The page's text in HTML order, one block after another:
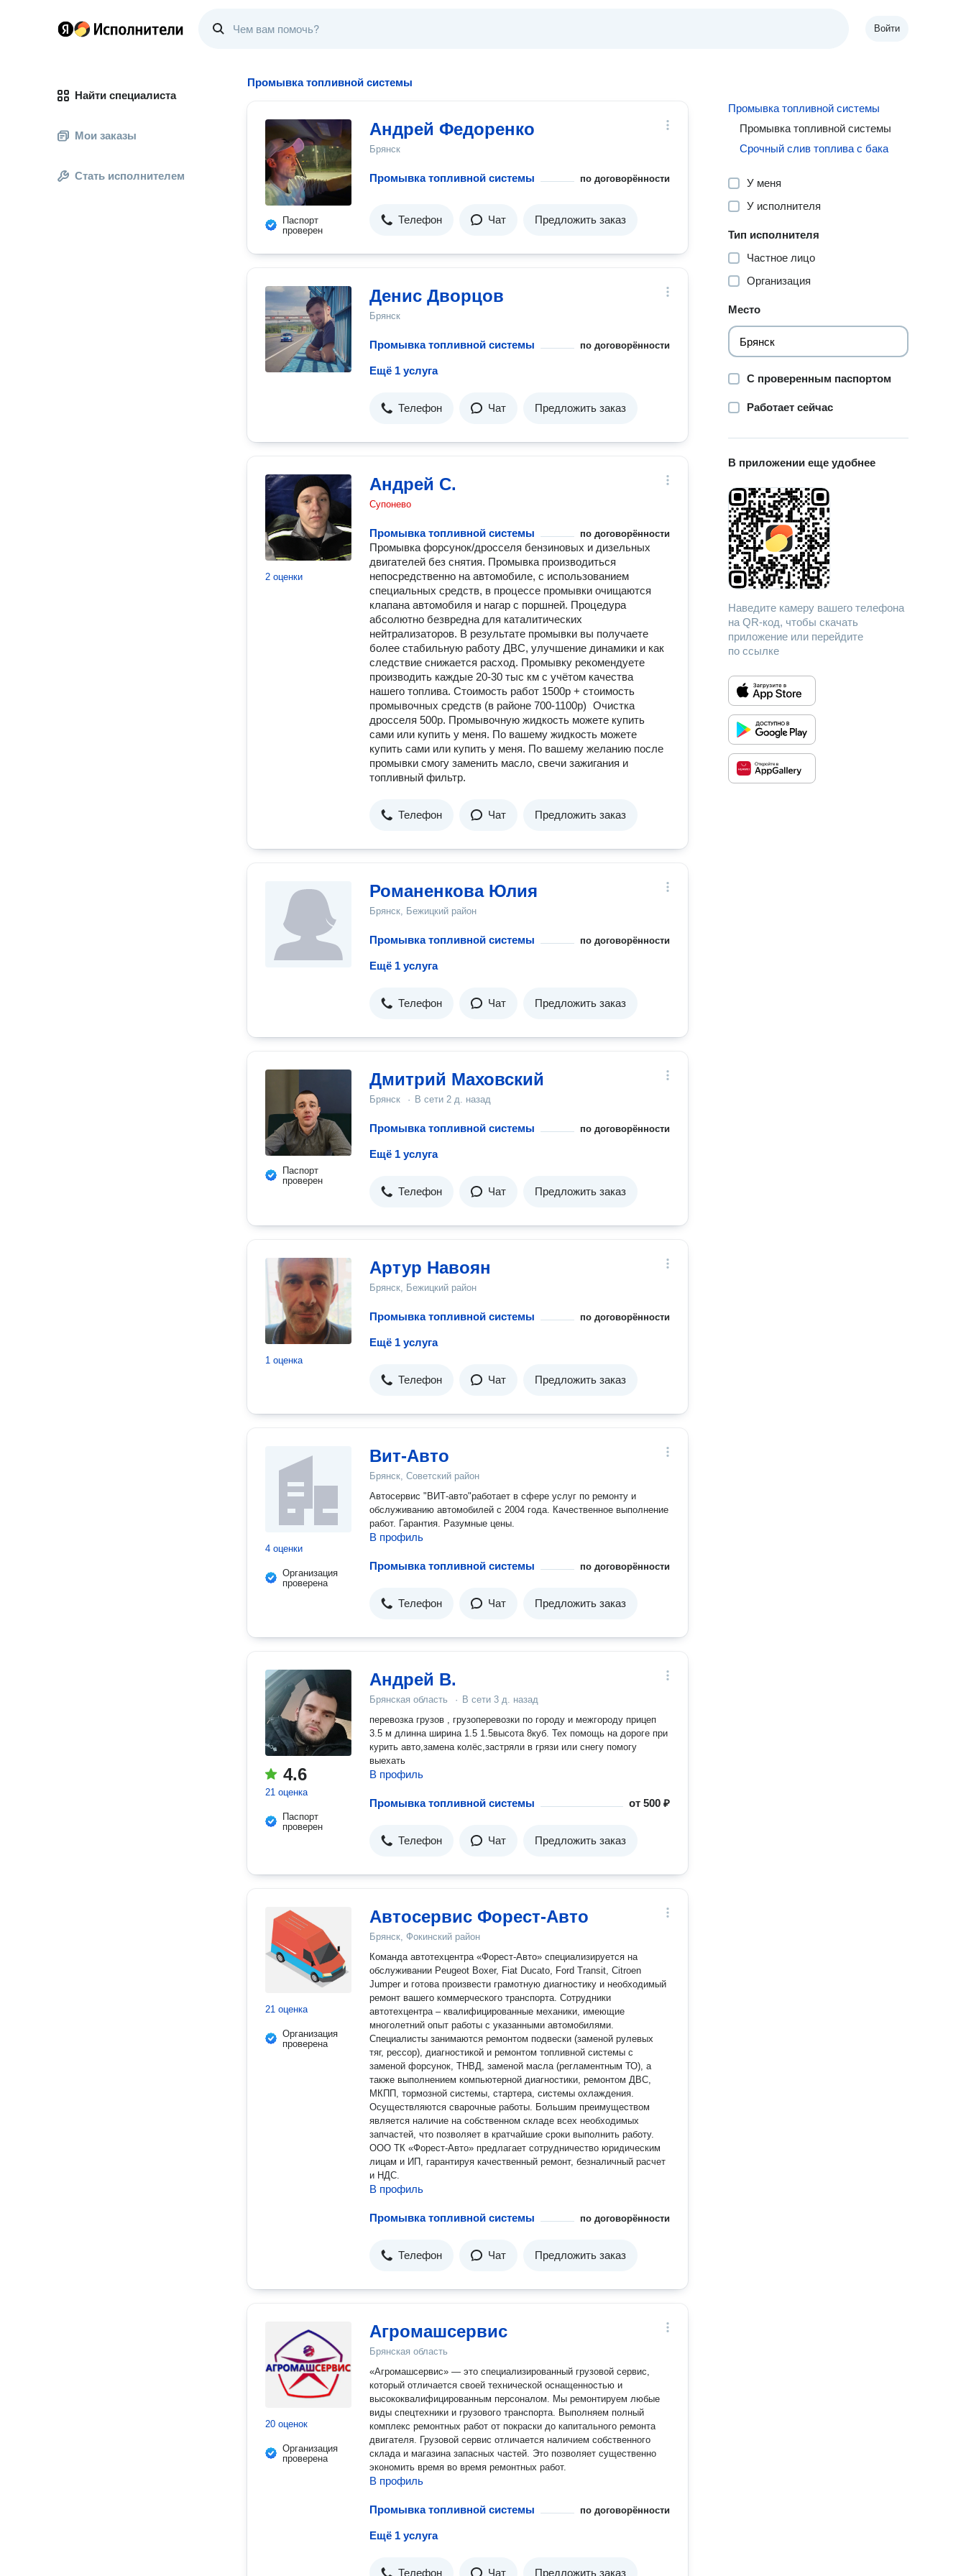
Войти
Найти специалиста
Мои заказы
Стать исполнителем
Промывка топливной системы
Паспорт
проверен
Андрей Федоренко
Брянск
Промывка топливной системы по договорённости
Телефон Чат Предложить заказ
Денис Дворцов
Брянск
Промывка топливной системы по договорённости
Ещё 1 услуга
Телефон Чат Предложить заказ
2 оценки
Андрей С.
Супонево
Промывка топливной системы по договорённости
Промывка форсунок/дросселя бензиновых и дизельных
двигателей без снятия. Промывка производиться
непосредственно на автомобиле, с использованием
специальных средств, в процессе промывки очищаются
клапана автомобиля и нагар с поршней. Процедура
абсолютно безвредна для каталитических
нейтрализаторов. В результате промывки вы получаете
более стабильную работу ДВС, улучшение динамики и как
следствие снижается расход. Промывку рекомендуете
производить каждые 20-30 тыс км с учётом качества
нашего топлива. Стоимость работ 1500р + стоимость
промывочных средств (в районе 700-1100р) Очистка
дросселя 500р. Промывочную жидкость можете купить
сами или купить у меня. По вашему жидкость можете
купить сами или купить у меня. По вашему желанию после
промывки смогу заменить масло, свечи зажигания и
топливный фильтр.
Телефон Чат Предложить заказ
Романенкова Юлия
Брянск, Бежицкий район
Промывка топливной системы по договорённости
Ещё 1 услуга
Телефон Чат Предложить заказ
Паспорт
проверен
Дмитрий Маховский
Брянск · В сети 2 д. назад
Промывка топливной системы по договорённости
Ещё 1 услуга
Телефон Чат Предложить заказ
1 оценка
Артур Навоян
Брянск, Бежицкий район
Промывка топливной системы по договорённости
Ещё 1 услуга
Телефон Чат Предложить заказ
4 оценки
Организация
проверена
Вит-Авто
Брянск, Советский район
Автосервис "ВИТ-авто"работает в сфере услуг по ремонту и
обслуживанию автомобилей с 2004 года. Качественное выполнение
работ. Гарантия. Разумные цены.
В профиль
Промывка топливной системы по договорённости
Телефон Чат Предложить заказ
4.6
21 оценка
Паспорт
проверен
Андрей В.
Брянская область · В сети 3 д. назад
перевозка грузов , грузоперевозки по городу и межгороду прицеп
3.5 м длинна ширина 1.5 1.5высота 8куб. Тех помощь на дороге при
курить авто,замена колёс,застряли в грязи или снегу помогу
выехать
В профиль
Промывка топливной системы от500 ₽
Телефон Чат Предложить заказ
21 оценка
Организация
проверена
Автосервис Форест-Авто
Брянск, Фокинский район
Команда автотехцентра «Форест-Авто» специализируется на
обслуживании Peugeot Boxer, Fiat Ducato, Ford Transit, Citroen
Jumper и готова произвести грамотную диагностику и необходимый
ремонт вашего коммерческого транспорта. Сотрудники
автотехцентра – квалифицированные механики, имеющие
многолетний опыт работы с указанными автомобилями.
Специалисты занимаются ремонтом подвески (заменой рулевых
тяг, рессор), диагностикой и ремонтом топливной системы с
заменой форсунок, ТНВД, заменой масла (регламентным ТО), а
также выполнением компьютерной диагностики, ремонтом ДВС,
МКПП, тормозной системы, стартера, системы охлаждения.
Осуществляются сварочные работы. Большим преимуществом
является наличие на собственном складе всех необходимых
запчастей, что позволяет в кратчайшие сроки выполнить работу.
ООО ТК «Форест-Авто» предлагает сотрудничество юридическим
лицам и ИП, гарантируя качественный ремонт, безналичный расчет
и НДС.
В профиль
Промывка топливной системы по договорённости
Телефон Чат Предложить заказ
20 оценок
Организация
проверена
Агромашсервис
Брянская область
«Агромашсервис» — это специализированный грузовой сервис,
который отличается своей технической оснащенностью и
высококвалифицированным персоналом. Мы ремонтируем любые
виды спецтехники и грузового транспорта. Выполняем полный
комплекс ремонтных работ от покраски до капитального ремонта
двигателя. Грузовой сервис отличается наличием собственного
склада и магазина запасных частей. Это позволяет существенно
экономить время во время ремонтных работ.
В профиль
Промывка топливной системы по договорённости
Ещё 1 услуга
Телефон Чат Предложить заказ
Промывка топливной системы
Промывка топливной системы
Срочный слив топлива с бака
У меня
У исполнителя
Тип исполнителя
Частное лицо
Организация
Место
С проверенным паспортом
Работает сейчас
В приложении еще удобнее
Наведите камеру вашего телефона
на QR-код, чтобы скачать
приложение или перейдите
по ссылке